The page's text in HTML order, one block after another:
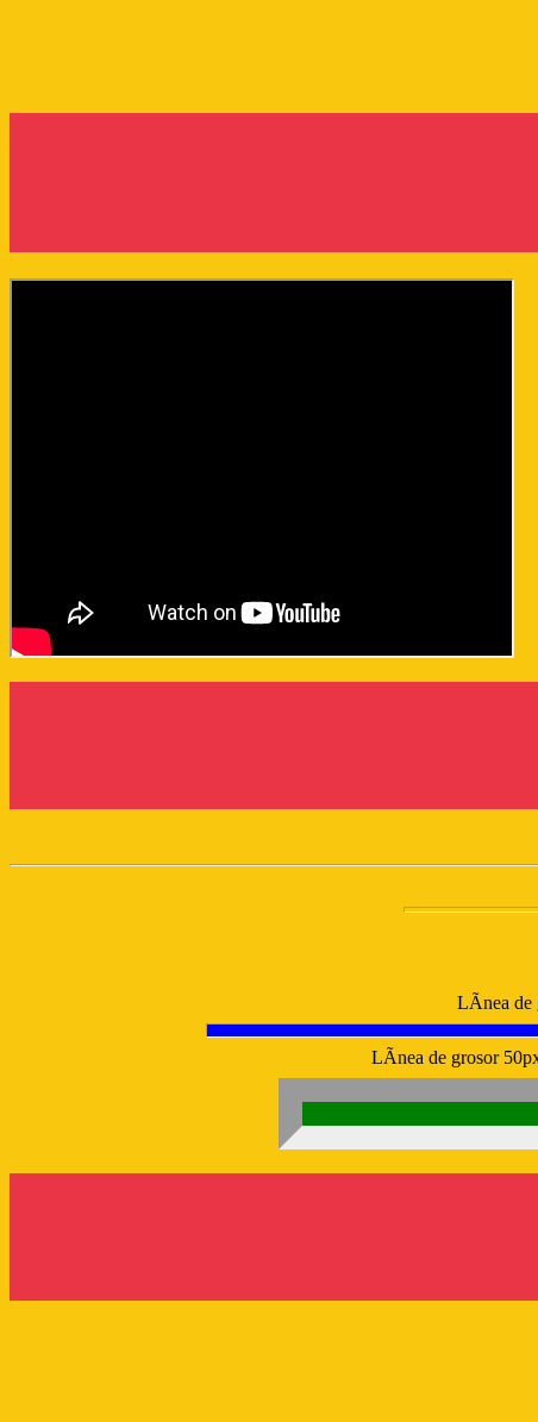
LÃ­nea de
LÃ­nea de grosor